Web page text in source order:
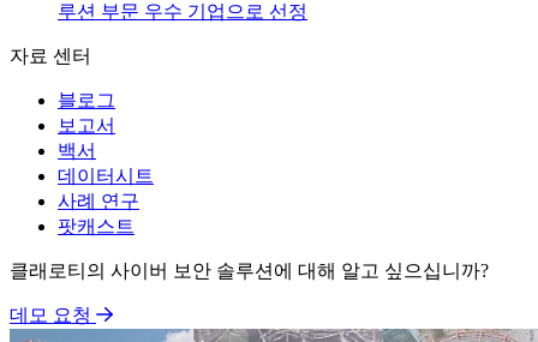
루션 부문 우수 기업으로 선정
자료 센터
블로그
보고서
백서
데이터시트
사례 연구
팟캐스트
클래로티의 사이버 보안 솔루션에 대해 알고 싶으십니까?
데모 요청